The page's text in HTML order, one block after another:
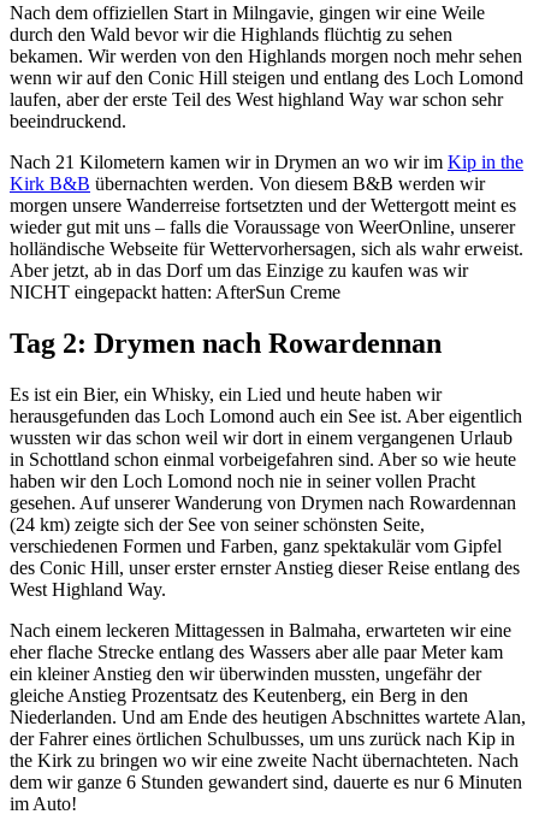
Nach dem offiziellen Start in Milngavie, gingen wir eine Weile
durch den Wald bevor wir die Highlands flüchtig zu sehen
bekamen. Wir werden von den Highlands morgen noch mehr sehen
wenn wir auf den Conic Hill steigen und entlang des Loch Lomond
laufen, aber der erste Teil des West highland Way war schon sehr
beeindruckend.
Nach 21 Kilometern kamen wir in Drymen an wo wir im Kip in the
Kirk B&B übernachten werden. Von diesem B&B werden wir
morgen unsere Wanderreise fortsetzten und der Wettergott meint es
wieder gut mit uns – falls die Voraussage von WeerOnline, unserer
holländische Webseite für Wettervorhersagen, sich als wahr erweist.
Aber jetzt, ab in das Dorf um das Einzige zu kaufen was wir
NICHT eingepackt hatten: AfterSun Creme
Tag 2: Drymen nach Rowardennan
Es ist ein Bier, ein Whisky, ein Lied und heute haben wir
herausgefunden das Loch Lomond auch ein See ist. Aber eigentlich
wussten wir das schon weil wir dort in einem vergangenen Urlaub
in Schottland schon einmal vorbeigefahren sind. Aber so wie heute
haben wir den Loch Lomond noch nie in seiner vollen Pracht
gesehen. Auf unserer Wanderung von Drymen nach Rowardennan
(24 km) zeigte sich der See von seiner schönsten Seite,
verschiedenen Formen und Farben, ganz spektakulär vom Gipfel
des Conic Hill, unser erster ernster Anstieg dieser Reise entlang des
West Highland Way.
Nach einem leckeren Mittagessen in Balmaha, erwarteten wir eine
eher flache Strecke entlang des Wassers aber alle paar Meter kam
ein kleiner Anstieg den wir überwinden mussten, ungefähr der
gleiche Anstieg Prozentsatz des Keutenberg, ein Berg in den
Niederlanden. Und am Ende des heutigen Abschnittes wartete Alan,
der Fahrer eines örtlichen Schulbusses, um uns zurück nach Kip in
the Kirk zu bringen wo wir eine zweite Nacht übernachteten. Nach
dem wir ganze 6 Stunden gewandert sind, dauerte es nur 6 Minuten
im Auto!